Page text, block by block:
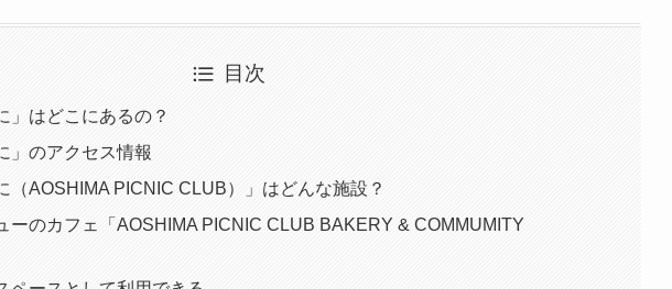
目次
」はどこにあるの？
」のアクセス情報
（AOSHIMA PICNIC CLUB）」はどんな施設？
ーのカフェ「AOSHIMA PICNIC CLUB BAKERY & COMMUMITY